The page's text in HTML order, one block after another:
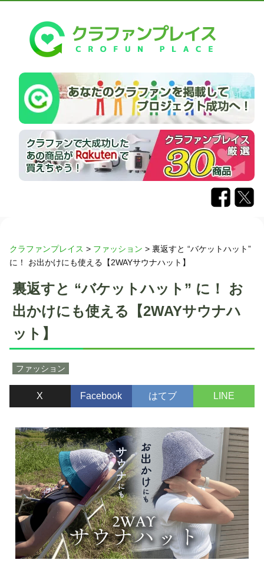
クラファンプレイス > ファッション > 裏返すと “バケットハット”
に！ お出かけにも使える【2WAYサウナハット】
裏返すと “バケットハット” に！ お
出かけにも使える【2WAYサウナハ
ット】
ファッション
X Facebook はてブ LINE